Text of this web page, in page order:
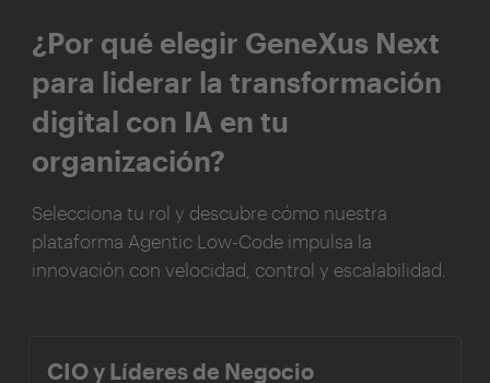
¿Por qué elegir GeneXus Next
para liderar la transformación
digital con IA en tu
organización?
Selecciona tu rol y descubre cómo nuestra
plataforma Agentic Low-Code impulsa la
innovación con velocidad, control y escalabilidad.
CIO y Líderes de Negocio